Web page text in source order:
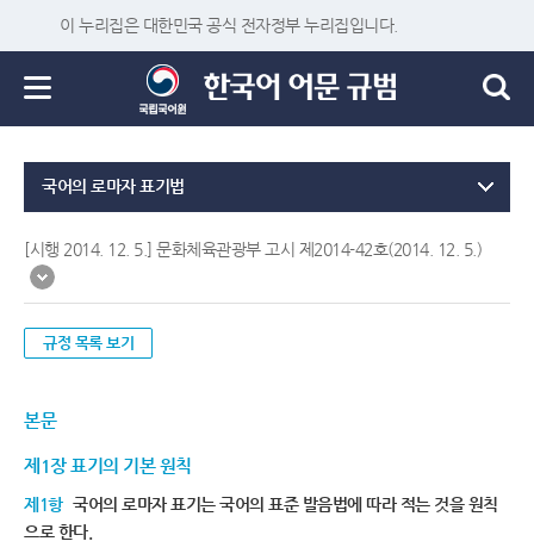
이 누리집은 대한민국 공식 전자정부 누리집입니다.
국어의 로마자 표기법
[시행 2014. 12. 5.] 문화체육관광부 고시 제2014-42호(2014. 12. 5.)
규정 목록 보기
본문
제1장 표기의 기본 원칙
제1항 국어의 로마자 표기는 국어의 표준 발음법에 따라 적는 것을 원칙
으로 한다.